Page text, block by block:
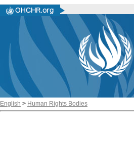
English > Human Rights Bodies